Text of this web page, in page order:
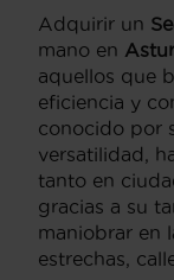
Adquirir un
mano en
aquellos que
eficiencia y
conocido por
versatilidad,
tanto en
gracias a su
maniobrar en
estrechas,